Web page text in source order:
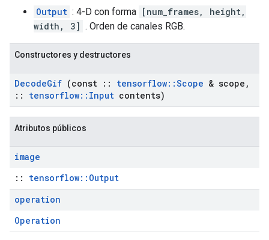
Output : 4-D con forma [num_frames, height,
width, 3] . Orden de canales RGB.
Constructores y destructores
DecodeGif (const :: tensorflow::Scope & scope ,
::
tensorflow:: Input contents)
Atributos públicos
image
:: tensorflow::Output
operation
Operation